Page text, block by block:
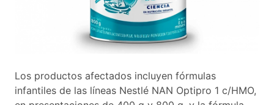
Los productos afectados incluyen fórmulas
infantiles de las líneas Nestlé NAN Optipro 1 c/HMO,